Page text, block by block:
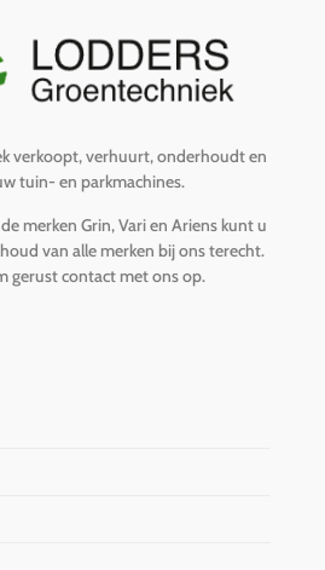
verkoopt, verhuurt, onderhoudt en
tuin- en parkmachines.
merken Grin, Vari en Ariens kunt u
van alle merken bij ons terecht.
gerust contact met ons op.